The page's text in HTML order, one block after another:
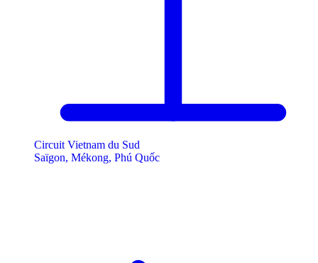
Circuit Vietnam du Sud
Saïgon, Mékong, Phú Quốc